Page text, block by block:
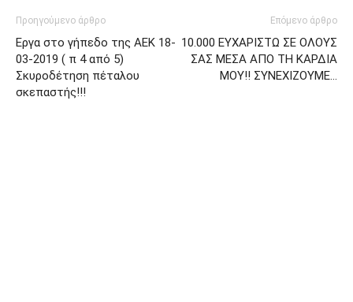
Προηγούμενο άρθρο
Εργα στο γήπεδο της ΑΕΚ 18-
03-2019 ( π 4 από 5)
Σκυροδέτηση πέταλου
σκεπαστής!!!
Επόμενο άρθρο
10.000 ΕΥΧΑΡΙΣΤΩ ΣΕ ΟΛΟΥΣ
ΣΑΣ ΜΕΣΑ ΑΠΟ ΤΗ ΚΑΡΔΙΑ
ΜΟΥ!! ΣΥΝΕΧΙΖΟΥΜΕ…